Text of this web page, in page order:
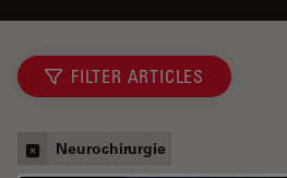
FILTER ARTICLES
Neurochirurgie